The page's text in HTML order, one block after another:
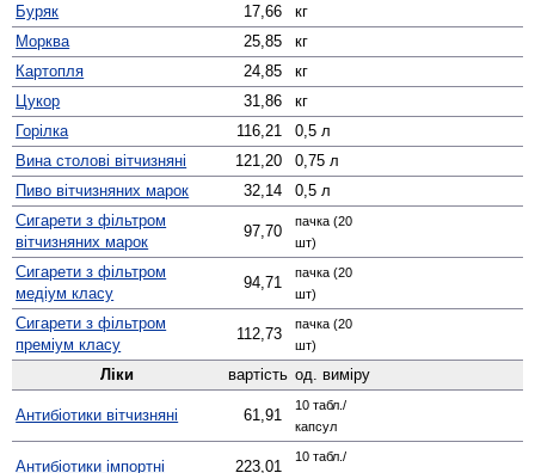
Буряк
17,66
кг
Морква
25,85
кг
Картопля
24,85
кг
Цукор
31,86
кг
Горілка
116,21
0,5 л
Вина столові вітчизняні
121,20
0,75 л
Пиво вітчизняних марок
32,14
0,5 л
Сигарети з фільтром
вітчизняних марок
97,70
пачка (20
шт)
Сигарети з фільтром
медіум класу
94,71
пачка (20
шт)
Сигарети з фільтром
преміум класу
112,73
пачка (20
шт)
Ліки вартість од. виміру
Антибіотики вітчизняні 61,91
10 табл./
капсул
Антибіотики імпортні 223,01
10 табл./